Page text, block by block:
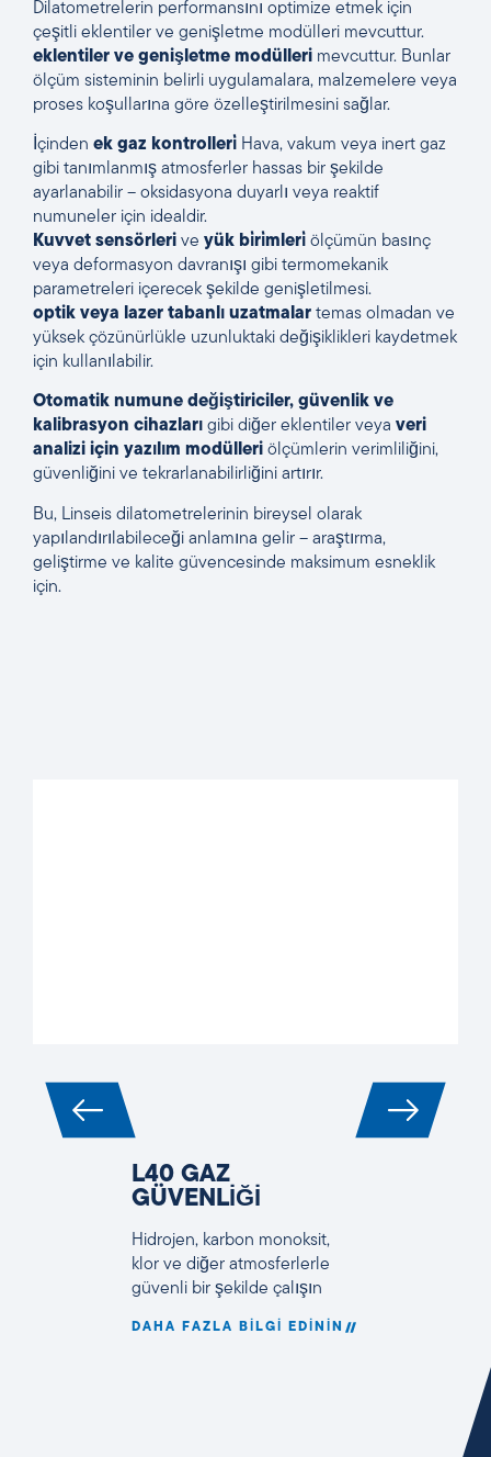
Dilatometrelerin performansını optimize etmek için
çeşitli eklentiler ve genişletme modülleri mevcuttur.
eklentiler ve genişletme modülleri mevcuttur. Bunlar
ölçüm sisteminin belirli uygulamalara, malzemelere veya
proses koşullarına göre özelleştirilmesini sağlar.
İçinden ek gaz kontrolleri̇ Hava, vakum veya inert gaz
gibi tanımlanmış atmosferler hassas bir şekilde
ayarlanabilir – oksidasyona duyarlı veya reaktif
numuneler için idealdir.
Kuvvet sensörleri ve yük bi̇ri̇mleri̇ ölçümün basınç
veya deformasyon davranışı gibi termomekanik
parametreleri içerecek şekilde genişletilmesi.
optik veya lazer tabanlı uzatmalar temas olmadan ve
yüksek çözünürlükle uzunluktaki değişiklikleri kaydetmek
için kullanılabilir.
Otomatik numune değiştiriciler, güvenlik ve
kalibrasyon cihazları gibi diğer eklentiler veya veri
analizi için yazılım modülleri ölçümlerin verimliliğini,
güvenliğini ve tekrarlanabilirliğini artırır.
Bu, Linseis dilatometrelerinin bireysel olarak
yapılandırılabileceği anlamına gelir – araştırma,
geliştirme ve kalite güvencesinde maksimum esneklik
için.
L40 GAZ
GÜVENLİĞİ
Hidrojen, karbon monoksit,
klor ve diğer atmosferlerle
güvenli bir şekilde çalışın
DAHA FAZLA BILGI EDININ